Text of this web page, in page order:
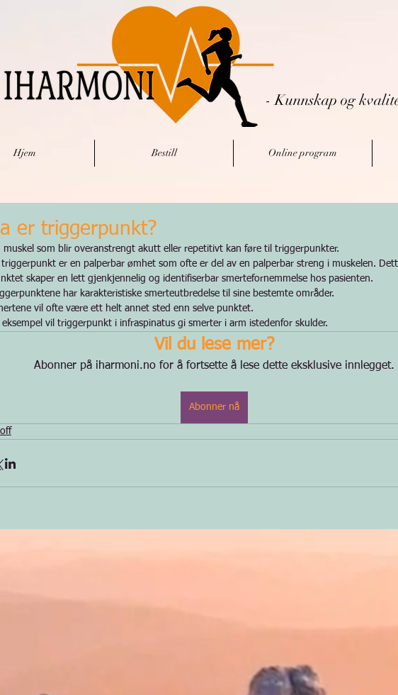
- Kunnskap og
Hjem Bestill Online program
er triggerpunkt?
muskel som blir overanstrengt akutt eller repetitivt kan føre til triggerpunkter.
triggerpunkt er en palperbar ømhet som ofte er del av en palperbar streng i muskelen.
skaper en lett gjenkjennelig og identifiserbar smertefornemmelse hos pasienten.
har karakteristiske smerteutbredelse til sine bestemte områder.
vil ofte være ett helt annet sted enn selve punktet.
eksempel vil triggerpunkt i infraspinatus gi smerter i arm istedenfor skulder.
Vil du lese mer?
Abonner på iharmoni.no for å fortsette å lese dette eksklusive innlegget.
Abonner nå